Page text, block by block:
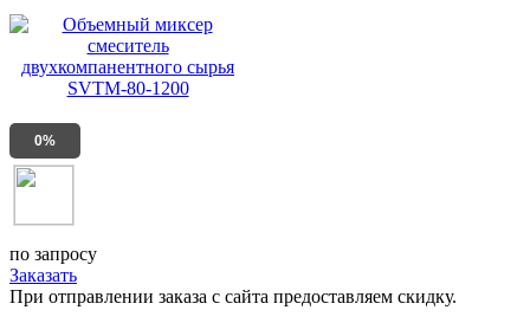
0%
по запросу
Заказать
При отправлении заказа с сайта предоставляем скидку.